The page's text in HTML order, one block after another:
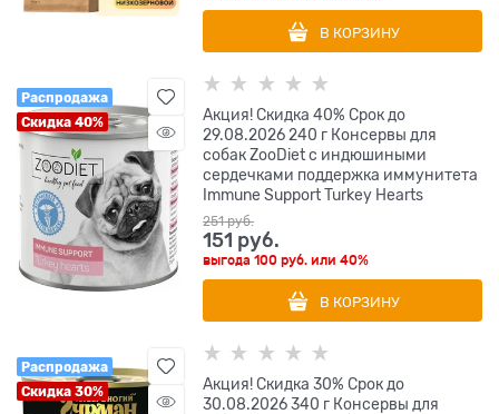
В КОРЗИНУ
Распродажа
Скидка 40%
Акция! Скидка 40% Срок до
29.08.2026 240 г Консервы для
собак ZooDiet с индюшиными
сердечками поддержка иммунитета
Immune Support Turkey Hearts
251 руб.
151 руб.
выгода100 руб. или40%
В КОРЗИНУ
Распродажа
Скидка 30%
Акция! Скидка 30% Срок до
30.08.2026 340 г Консервы для